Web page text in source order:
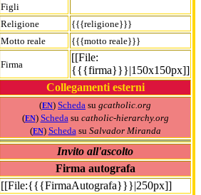
Figli
Religione
{{{religione}}}
Motto reale
{{{motto reale}}}
Firma
[[File:
{{{firma}}}|150x150px]]
Collegamenti esterni
(EN) Scheda su gcatholic.org
(EN) Scheda su catholic-hierarchy.org
(EN) Scheda su Salvador Miranda
Invito all'ascolto
Firma autografa
[[File:{{{FirmaAutografa}}}|250px]]